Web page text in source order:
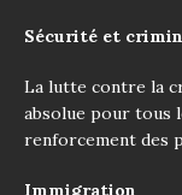
Sécurité et
La lutte contre la
absolue pour tous
renforcement des
Immigration